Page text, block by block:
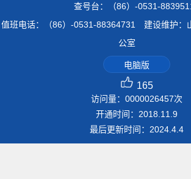
查号台：（86）-0531-
值班电话：（86）-0531-88364731 建设维护：
公室
电脑版
165
访问量： 0000026457次
开通时间： 2018 11 9
最后更新时间： 2024 4 4